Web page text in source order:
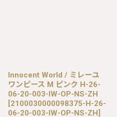
Innocent World / ミレーユ
ワンピース M ピンク H-26-
06-20-003-IW-OP-NS-ZH
[2100030000098375-H-26-
06-20-003-IW-OP-NS-ZH]